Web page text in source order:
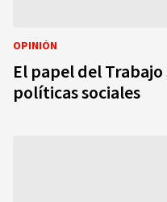
OPINIÓN
El papel del
políticas sociales